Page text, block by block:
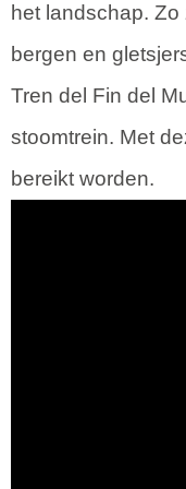
het landschap.
bergen en
Tren del Fin del
stoomtrein. Met
bereikt worden.